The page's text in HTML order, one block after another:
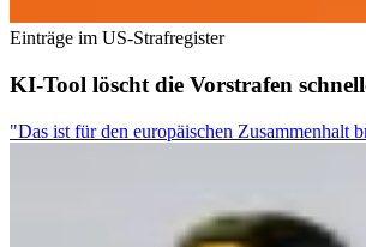
Einträge im US-Strafregister
KI-Tool löscht die Vorstrafen
"Das ist für den europäischen Zusammenhalt